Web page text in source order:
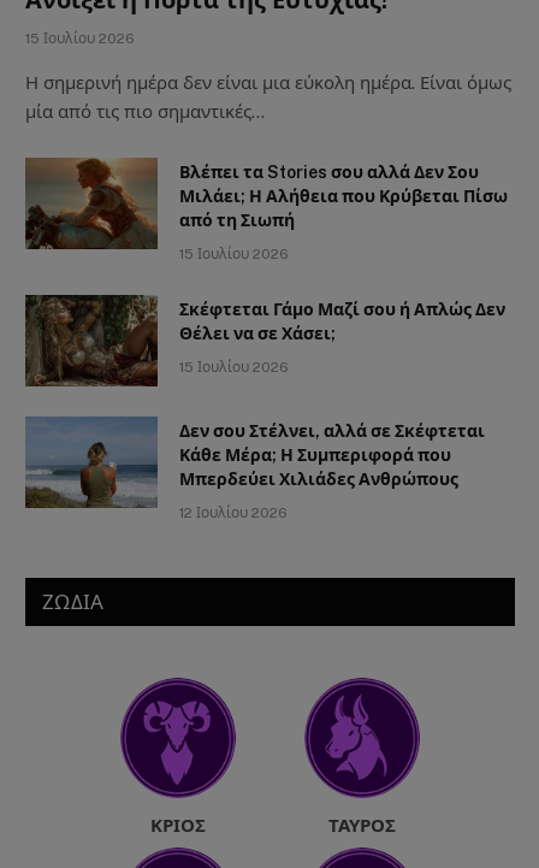
15 Ιουλίου 2026
Η σημερινή ημέρα δεν είναι μια εύκολη ημέρα. Είναι όμως
μία από τις πιο σημαντικές…
Βλέπει τα Stories σου αλλά Δεν Σου
Μιλάει; Η Αλήθεια που Κρύβεται Πίσω
από τη Σιωπή
15 Ιουλίου 2026
Σκέφτεται Γάμο Μαζί σου ή Απλώς Δεν
Θέλει να σε Χάσει;
15 Ιουλίου 2026
Δεν σου Στέλνει, αλλά σε Σκέφτεται
Κάθε Μέρα; Η Συμπεριφορά που
Μπερδεύει Χιλιάδες Ανθρώπους
12 Ιουλίου 2026
ΖΩΔΙΑ
ΚΡΙΌΣ ΤΑΎΡΟΣ